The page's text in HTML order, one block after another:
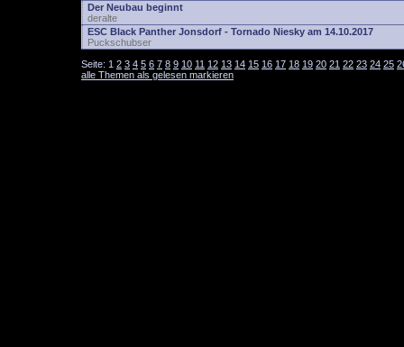
Der Neubau beginnt
deralte
ESC Black Panther Jonsdorf - Tornado Niesky am 14.10.2017
Puckschubser
Seite: 1 2 3 4 5 6 7 8 9 10 11 12 13 14 15 16 17 18 19 20 21 22 23 24 25
alle Themen als gelesen markieren